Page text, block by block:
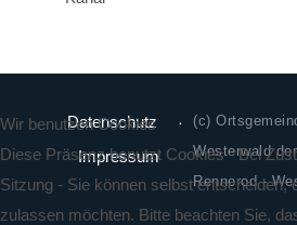
Datenschutz
Impressum
(c)
Westerwald
Rennerod -
Wir benutzen Cookies
Diese Präsenz benutzt Cookies - Bei
Sitzung - Sie können selbst entscheiden,
zulassen möchten. Bitte beachten Sie,